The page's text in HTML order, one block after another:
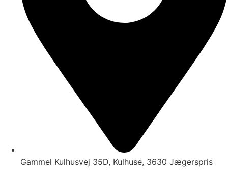
Gammel Kulhusvej 35D, Kulhuse, 3630 Jægerspris